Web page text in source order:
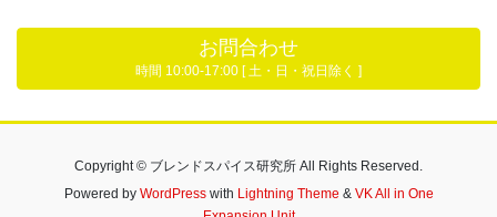
お問合わせ
時間 10:00-17:00 [ 土・日・祝日除く ]
Copyright © ブレンドスパイス研究所 All Rights Reserved.
Powered by WordPresswith Lightning Theme & VK All in One